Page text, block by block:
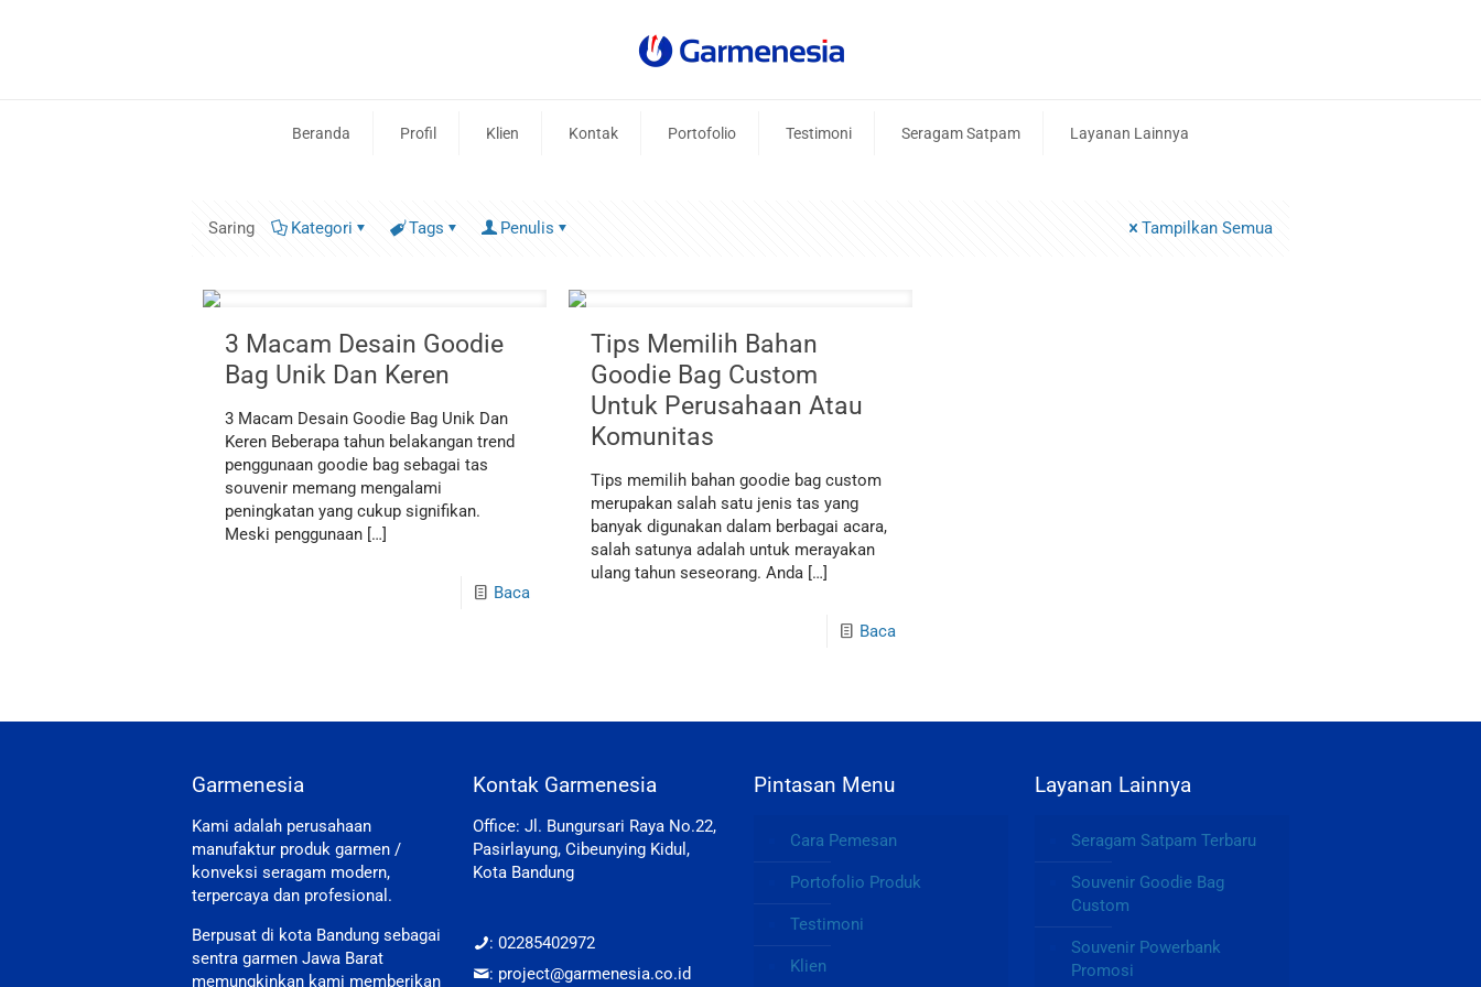
Beranda Profil Klien Kontak Portofolio Testimoni Seragam Satpam Layanan Lainnya
Saring Kategori Tags Penulis Tampilkan Semua
3 Macam Desain Goodie
Bag Unik Dan Keren
3 Macam Desain Goodie Bag Unik Dan
Keren Beberapa tahun belakangan trend
penggunaan goodie bag sebagai tas
souvenir memang mengalami
peningkatan yang cukup signifikan.
Meski penggunaan[…]
Baca
Tips Memilih Bahan
Goodie Bag Custom
Untuk Perusahaan Atau
Komunitas
Tips memilih bahan goodie bag custom
merupakan salah satu jenis tas yang
banyak digunakan dalam berbagai acara,
salah satunya adalah untuk merayakan
ulang tahun seseorang. Anda[…]
Baca
Garmenesia
Kami adalah perusahaan
manufaktur produk garmen /
konveksi seragam modern,
terpercaya dan profesional.
Berpusat di kota Bandung sebagai
sentra garmen Jawa Barat
memungkinkan kami memberikan
Kontak Garmenesia
Office: Jl. Bungursari Raya No.22,
Pasirlayung, Cibeunying Kidul,
Kota Bandung
: 02285402972
: project@garmenesia.co.id
Pintasan Menu
Cara Pemesan
Portofolio Produk
Testimoni
Klien
Layanan Lainnya
Seragam Satpam Terbaru
Souvenir Goodie Bag
Custom
Souvenir Powerbank
Promosi